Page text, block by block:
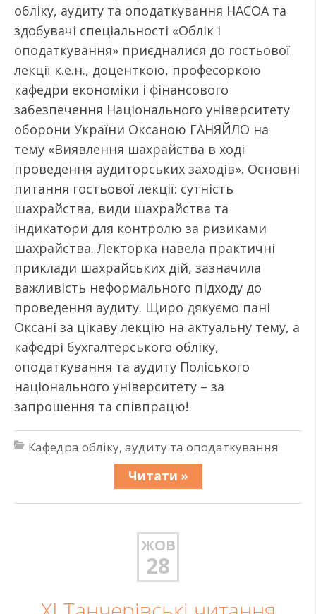
обліку, аудиту та оподаткування НАСОА та
здобувачі спеціальності «Облік і
оподаткування» приєдналися до гостьової
лекції к.е.н., доценткою, професоркою
кафедри економіки і фінансового
забезпечення Національного університету
оборони України Оксаною ГАНЯЙЛО на
тему «Виявлення шахрайства в ході
проведення аудиторських заходів». Основні
питання гостьової лекції: сутність
шахрайства, види шахрайства та
індикатори для контролю за ризиками
шахрайства. Лекторка навела практичні
приклади шахрайських дій, зазначила
важливість неформального підходу до
проведення аудиту. Щиро дякуємо пані
Оксані за цікаву лекцію на актуальну тему, а
кафедрі бухгалтерського обліку,
оподаткування та аудиту Поліського
національного університету – за
запрошення та співпрацю!
Кафедра обліку, аудиту та оподаткування
Читати »
ЖОВ
28